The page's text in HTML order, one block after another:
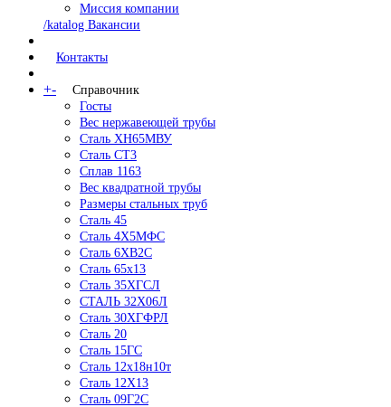
Миссия компании
/katalog Вакансии
Контакты
+-
Справочник
Госты
Вес нержавеющей трубы
Сталь ХН65МВУ
Сталь СТ3
Сплав 1163
Вес квадратной трубы
Размеры стальных труб
Сталь 45
Сталь 4Х5МФС
Сталь 6ХВ2С
Сталь 65х13
Сталь 35ХГСЛ
СТАЛЬ 32Х06Л
Сталь 30ХГФРЛ
Сталь 20
Сталь 15ГС
Сталь 12х18н10т
Сталь 12Х13
Сталь 09Г2С